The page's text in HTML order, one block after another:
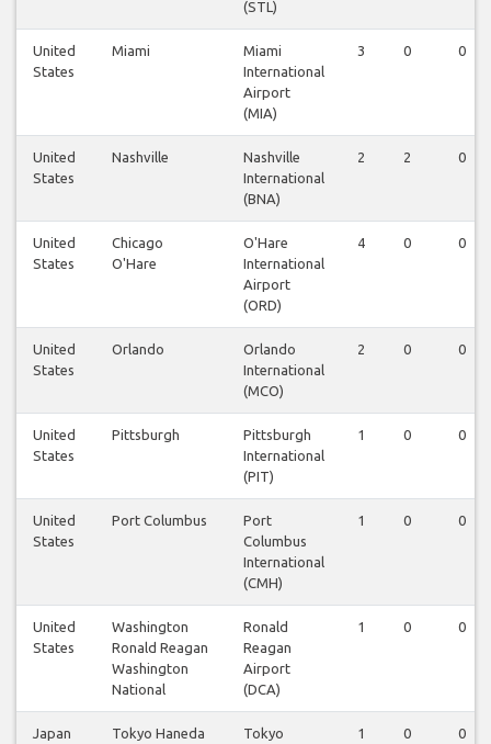
(STL)
United
States
Miami
Miami
International
Airport
(MIA)
3 0 0
United
States
Nashville
Nashville
International
(BNA)
2 2 0
United
States
Chicago
O'Hare
O'Hare
International
Airport
(ORD)
4 0 0
United
States
Orlando
Orlando
International
(MCO)
2 0 0
United
States
Pittsburgh
Pittsburgh
International
(PIT)
1 0 0
United
States
Port Columbus
Port
Columbus
International
(CMH)
1 0 0
United
States
Washington
Ronald Reagan
Washington
National
Ronald
Reagan
Airport
(DCA)
1 0 0
Japan Tokyo Haneda
Tokyo
1 0 0